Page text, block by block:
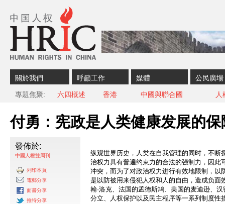
關於我們 呼籲工作 媒體 公民廣場
專題焦聚 六四概述 香港 中國與聯合國 人
付勇：宪政是人类健康发展的保
發佈於:
中國人權雙周刊
列印本頁
電郵分享
面書分享
推特分享
纵观世界历史，人类在自我管理的同时，不断
治权力具有普遍约束力的合法的强制力，因此
冲突，而为了对政治权力进行有效地限制，以
是以防被用来侵犯人权和人的自由，造成负面
翰·洛克、法国的孟德斯鸠、美国的麦迪逊、
分立、人权保护以及民主程序等一系列制度性